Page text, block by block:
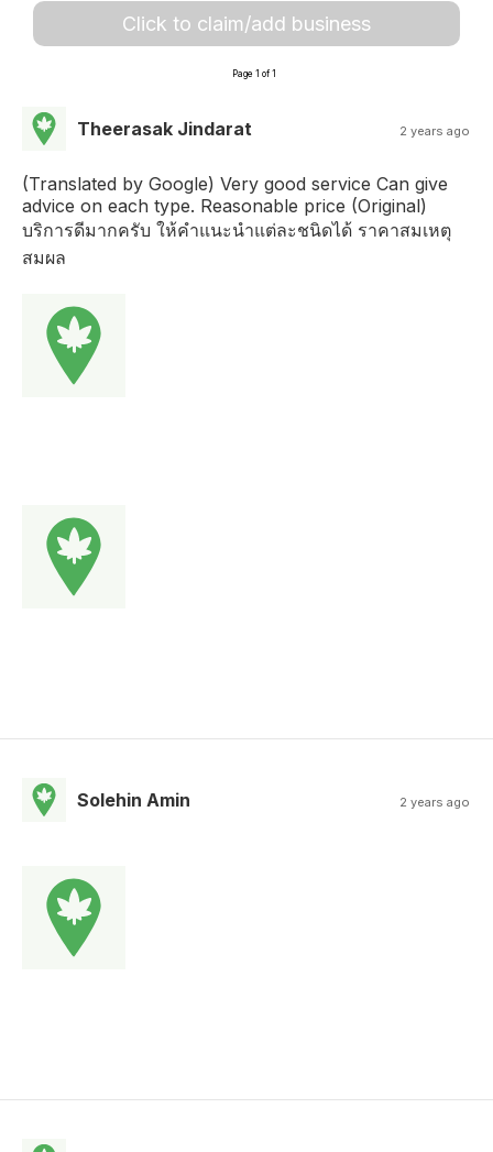
Click to claim/add business
Page 1 of 1
Theerasak Jindarat 2 years ago
(Translated by Google) Very good service Can give
advice on each type. Reasonable price (Original)
บริการดีมากครับ ให้คำแนะนำแต่ละชนิดได้ ราคาสมเหตุ
สมผล
Solehin Amin 2 years ago